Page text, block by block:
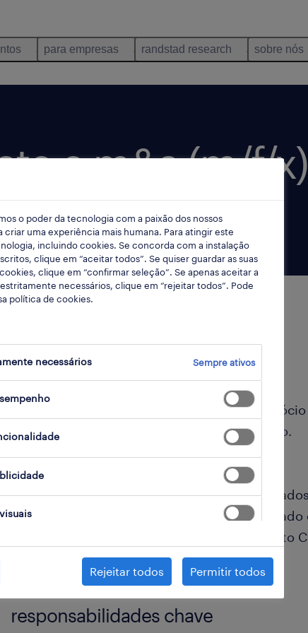
para empresas randstad research sobre nós
e m&a (m/f/
17 agosto 2026
A Randstad Professional é a unidade de
que se dedica ao recrutamento especializado.
O nosso Cliente é uma Sociedade de
dimensão, que pretende recrutar um Advogado
experiência pós-agregação nas área de Direito
Societário, para o seu escritório em Lisboa.
responsabilidades chave
o poder da tecnologia com a paixão dos nossos
criar uma experiência mais humana. Para atingir este
incluindo cookies. Se concorda com a instalação
clique em “aceitar todos”. Se quiser guardar as suas
clique em “confirmar seleção”. Se apenas aceitar a
necessários, clique em “rejeitar todos”. Pode
política de cookies.
necessários Sempre ativos
Rejeitar todos Permitir todos